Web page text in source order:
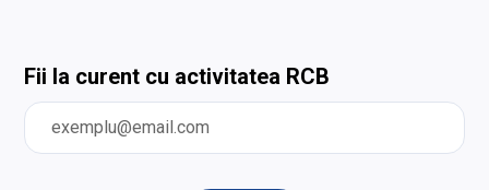
Fii la curent cu activitatea RCB